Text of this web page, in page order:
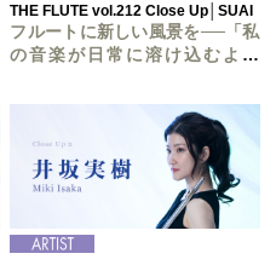
THE FLUTE vol.212 Close Up│SUAI
フルートに新しい風景を──「私
の音楽が日常に溶け込むよう